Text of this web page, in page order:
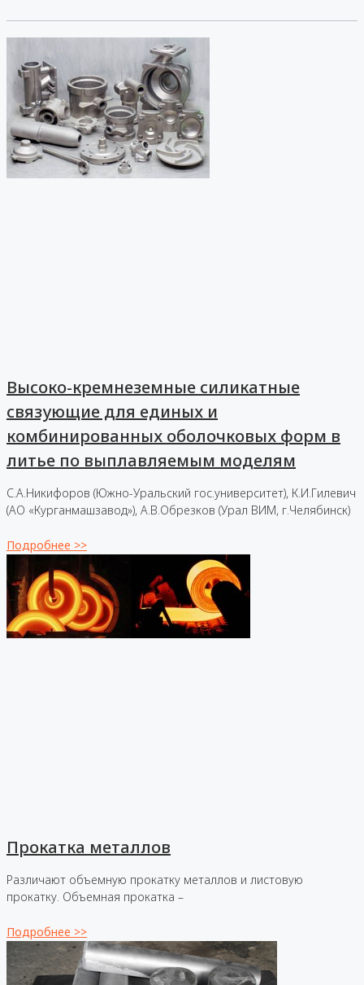
Высоко-кремнеземные силикатные
связующие для единых и
комбинированных оболочковых форм в
литье по выплавляемым моделям
С.А.Никифоров (Южно-Уральский гос.университет), К.И.Гилевич
(АО «Курганмашзавод»), А.В.Обрезков (Урал ВИМ, г.Челябинск)
Подробнее >>
Прокатка металлов
Различают объемную прокатку металлов и листовую
прокатку. Объемная прокатка –
Подробнее >>